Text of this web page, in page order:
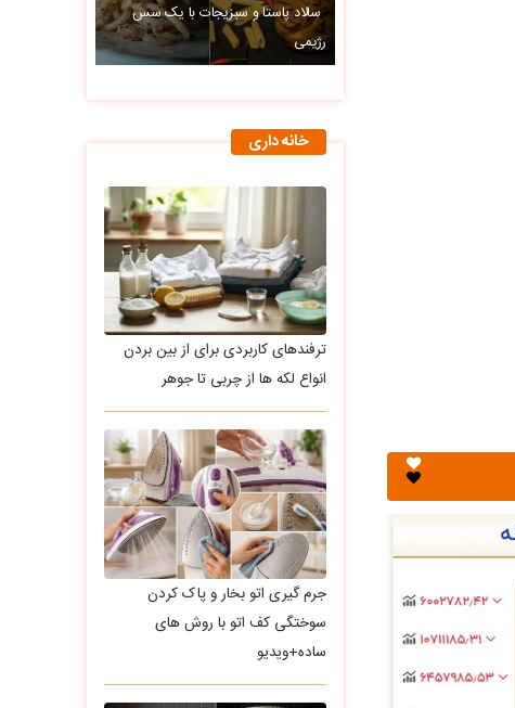
سالاد پاستا و سبزیجات با یک سس
رژیمی
خانه داری
ترفندهای کاربردی برای از بین بردن
انواع لکه ها از چربی تا جوهر
جرم گیری اتو بخار و پاک کردن
سوختگی کف اتو با روش های
ساده+ویدیو